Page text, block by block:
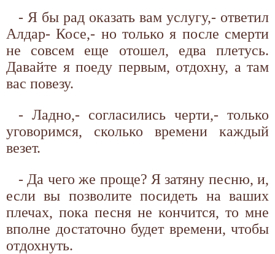
- Я бы рад оказать вам услугу,- ответил
Алдар- Косе,- но только я после смерти
не совсем еще отошел, едва плетусь.
Давайте я поеду первым, отдохну, а там
вас повезу.
- Ладно,- согласились черти,- только
уговоримся, сколько времени каждый
везет.
- Да чего же проще? Я затяну песню, и,
если вы позволите посидеть на ваших
плечах, пока песня не кончится, то мне
вполне достаточно будет времени, чтобы
отдохнуть.